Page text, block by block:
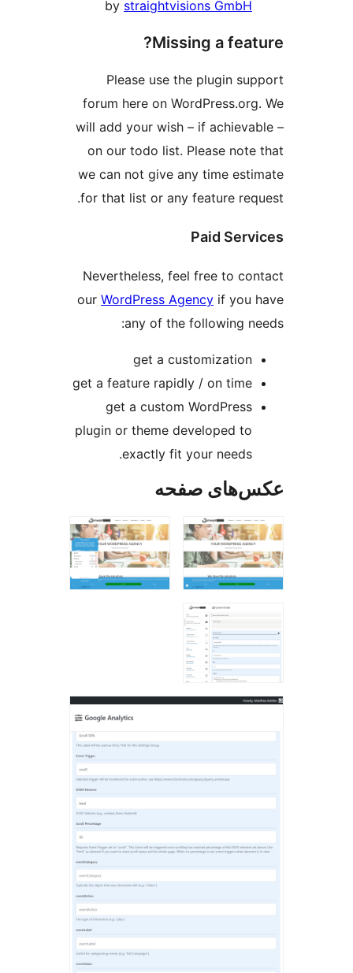
bystraightvisions GmbH
Missing a
Please use the plugin
forum here on
will add your wish – if
on our todo list. Please
we can not give any time
for that list or any feature
Nevertheless, feel free to
ourWordPress Agency
any of the following
get a customization
get a feature rapidly / on time
get a custom WordPress
plugin or theme developed to
exactly fit your needs.
صفحه